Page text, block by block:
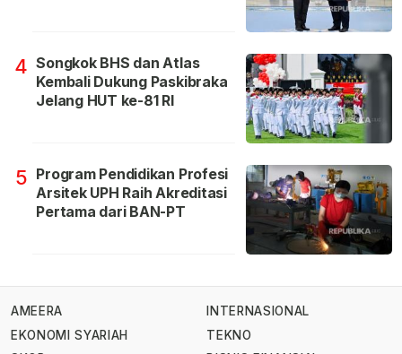
4 Songkok BHS dan Atlas
Kembali Dukung Paskibraka
Jelang HUT ke-81 RI
5 Program Pendidikan Profesi
Arsitek UPH Raih Akreditasi
Pertama dari BAN-PT
AMEERA
EKONOMI SYARIAH
INTERNASIONAL
TEKNO